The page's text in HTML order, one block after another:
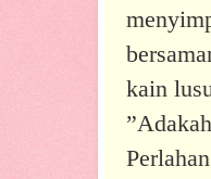
kain